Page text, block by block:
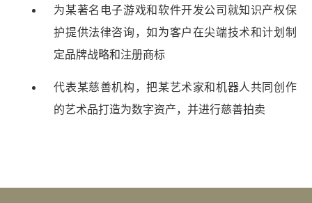
为某著名电子游戏和软件开发公司就知识产权保
护提供法律咨询，如为客户在尖端技术和计划制
定品牌战略和注册商标
代表某慈善机构，把某艺术家和机器人共同创作
的艺术品打造为数字资产，并进行慈善拍卖
合
规
破
及
组
财